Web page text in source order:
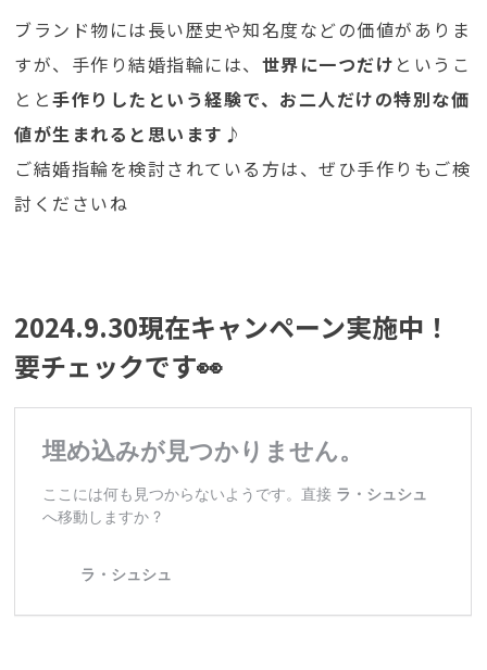
ブランド物には長い歴史や知名度などの価値がありま
すが、手作り結婚指輪には、 世界に一つだけ というこ
とと手作りしたという経験で、お二人だけの特別な価
値が生まれると思います♪
ご結婚指輪を検討されている方は、ぜひ手作りもご検
討くださいね
2024.9.30現在キャンペーン実施中！
要チェックです👀